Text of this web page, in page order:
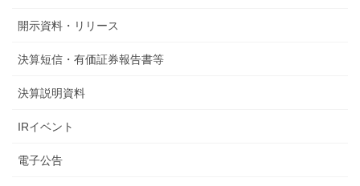
開示資料・リリース
決算短信・有価証券報告書等
決算説明資料
IRイベント
電子公告